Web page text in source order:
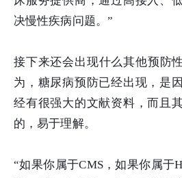
决慢性疾病问题。”
接下来还会出现什么其他预防
为，糖尿病预防已经出现，是
经有很强大的文献资料，而且
的，易于理解。
“如果你属于CMS，如果你属于